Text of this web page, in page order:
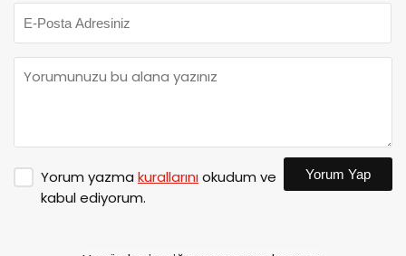
Yorum yazma kurallarınıokudum ve
kabul ediyorum.
Yorum Yap